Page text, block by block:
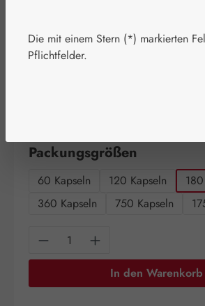
Regulärer Preis:
280,30 €
Inhalt:0.047 Kilogramm
Packungsgrößen
60 Kapseln 120 Kapseln
360 Kapseln
750 Kapseln
Produkt Anzahl: Gib den
In den Warenkorb
Die mit einem Stern (*) markierten
Pflichtfelder.